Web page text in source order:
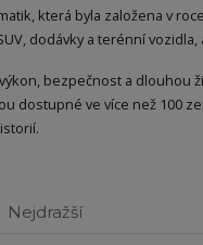
která byla založena v
dodávky a terénní
bezpečnost a dlouhou
dostupné ve více než
Nejdražší